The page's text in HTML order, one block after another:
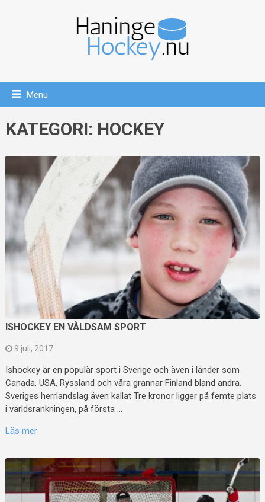
Menu
KATEGORI: HOCKEY
ISHOCKEY EN VÅLDSAM SPORT
9 juli, 2017
Ishockey är en populär sport i Sverige och även i länder som
Canada, USA, Ryssland och våra grannar Finland bland andra.
Sveriges herrlandslag även kallat Tre kronor ligger på femte plats
i världsrankningen, på första …
Läs mer